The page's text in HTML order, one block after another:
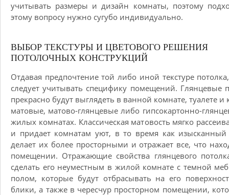
учитывать размеры и дизайн комнаты, поэтому
этому вопросу нужно сугубо индивидуально.
ВЫБОР ТЕКСТУРЫ И ЦВЕТОВОГО РЕШЕНИЯ
ПОТОЛОЧНЫХ КОНСТРУКЦИЙ
Отдавая предпочтение той либо иной текстуре
следует учитывать специфику помещений. Глянцевые
прекрасно будут выглядеть в ванной комнате, туалете и
матовые, матово-глянцевые либо гипсокартонно-
жилых комнатах. Классическая матовость мягко
и придает комнатам уют, в то время как изысканный
делает их более просторными и отражает все, что
помещении. Отражающие свойства глянцевого
сделать его неуместным в жилой комнате с темной
полом, которые будут отбрасывать на его
блики, а также в чересчур просторном помещении,